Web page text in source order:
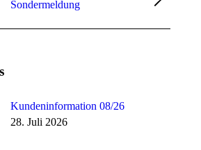
Beitrag:
Sondermeldung
Kundeninformation 08/26
28. Juli 2026